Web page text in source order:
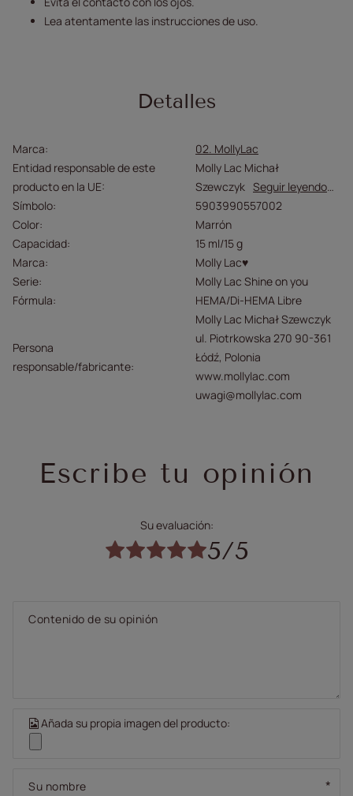
Lea atentamente las instrucciones de uso.
Detalles
Marca
02. MollyLac
Entidad responsable de este
producto en la UE
Molly Lac Michał
Szewczyk Seguir leyendo
Símbolo
5903990557002
Color
Marrón
Capacidad
15 ml/15 g
Marca
Molly Lac♥
Serie
Molly Lac Shine on you
Fórmula
HEMA/Di-HEMA Libre
Persona
responsable/fabricante
Molly Lac Michał Szewczyk
ul. Piotrkowska 270 90-361
Łódź, Polonia
www.mollylac.com
uwagi@mollylac.com
Escribe tu opinión
Su evaluación:
5/5
Contenido de su opinión
Añada su propia imagen del producto:
Su nombre